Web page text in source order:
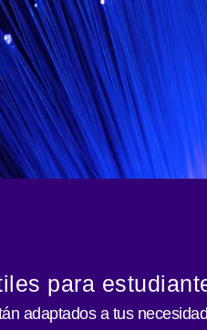
para
adaptados a tus